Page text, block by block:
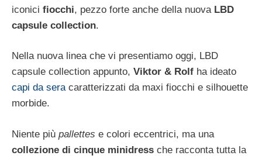
iconici fiocchi, pezzo forte anche della nuova LBD
capsule collection.
Nella nuova linea che vi presentiamo oggi, LBD
capsule collection appunto, Viktor & Rolf ha ideato
capi da seracaratterizzati da maxi fiocchi e silhouette
morbide.
Niente più pallettes e colori eccentrici, ma una
collezione di cinque minidress che racconta tutta la